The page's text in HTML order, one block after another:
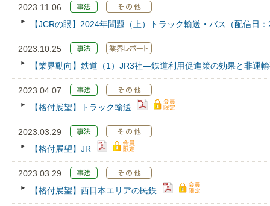
2023.11.06
【JCRの眼】2024年問題（上）トラック輸送・バス（配信日
2023.10.25
【業界動向】鉄道（1）JR3社―鉄道利用促進策の効果と非運
2023.04.07
【格付展望】トラック輸送
2023.03.29
【格付展望】JR
2023.03.29
【格付展望】西日本エリアの民鉄